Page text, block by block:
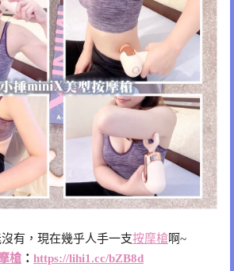
有，現在幾乎人手一支按摩槍啊~
槍 ： https://lihi1.cc/bZB8d